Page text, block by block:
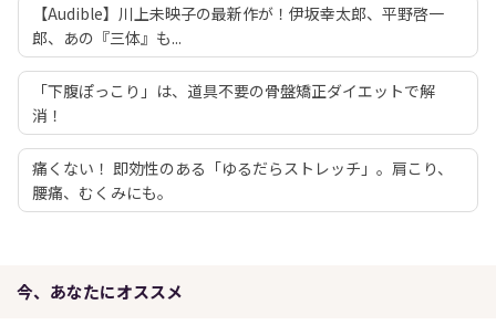
【Audible】川上未映子の最新作が！伊坂幸太郎、平野啓一
郎、あの『三体』も...
「下腹ぽっこり」は、道具不要の骨盤矯正ダイエットで解
消！
痛くない！ 即効性のある「ゆるだらストレッチ」。肩こり、
腰痛、むくみにも。
今、あなたにオススメ